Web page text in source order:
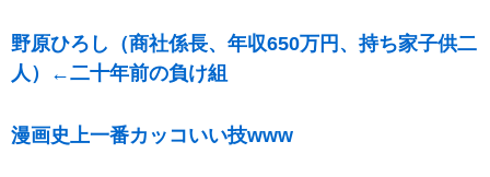
野原ひろし（商社係長、年収650万円、持ち家子供二
人）←二十年前の負け組
漫画史上一番カッコいい技www